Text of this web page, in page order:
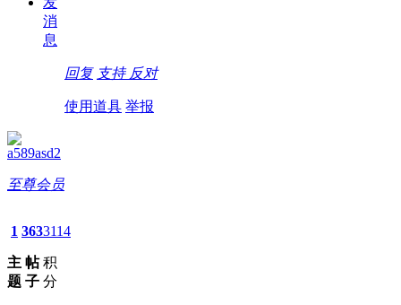
消
息
回复 支持 反对
使用道具 举报
a589asd2
至尊会员
1
主
题
363
帖
子
3114
积
分